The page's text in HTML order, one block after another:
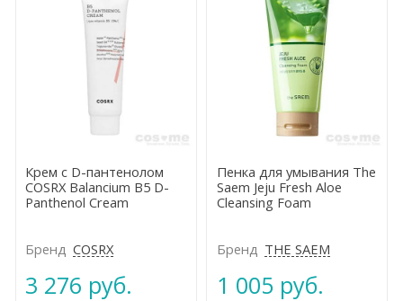
Крем с D-пантенолом
COSRX Balancium B5 D-
Panthenol Cream
Бренд COSRX
3 276 руб.
Пенка для умывания The
Saem Jeju Fresh Aloe
Cleansing Foam
Бренд THE SAEM
1 005 руб.